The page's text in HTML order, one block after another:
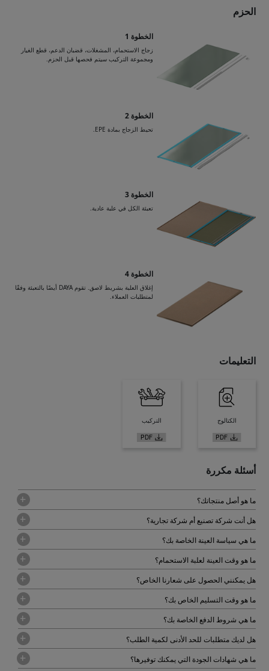
الحزم
الخطوة 1
زجاج الاستحمام، المشغلات، قضبان الدعم، قطع الغيار
ومجموعة التركيب سيتم فحصها قبل الحزم.
الخطوة 2
تحيط الزجاج بمادة EPE.
الخطوة 3
تعبئة الكل في علبة عادية.
الخطوة 4
إغلاق العلبة بشريط لاصق. تقوم DAYA أيضًا بالتعبئة وفقًا
لمتطلبات العملاء.
التعليمات
الكتالوج التركيب
أسئلة مكررة
ما هو أصل منتجاتك؟
هل أنت شركة تصنيع أم شركة تجارية؟
ما هي سياسة العينة الخاصة بك؟
ما هو وقت العينة لعلبة الاستحمام؟
هل يمكنني الحصول على شعارنا الخاص؟
ما هو وقت التسليم الخاص بك؟
ما هي شروط الدفع الخاصة بك؟
هل لديك متطلبات للحد الأدنى لكمية الطلب؟
ما هي شهادات الجودة التي يمكنك توفيرها؟